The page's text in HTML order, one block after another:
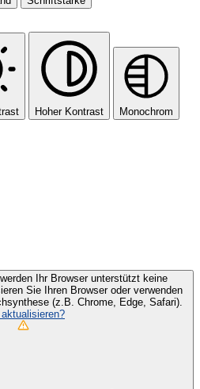
Hoher Kontrast Monochrom
Ihr Browser unterstützt keine
Sie Ihren Browser oder verwenden
(z.B. Chrome, Edge, Safari).